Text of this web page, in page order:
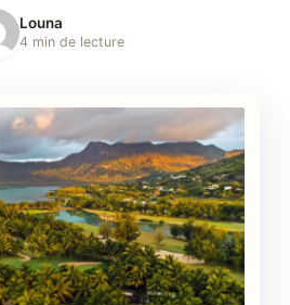
Louna
4 min de lecture